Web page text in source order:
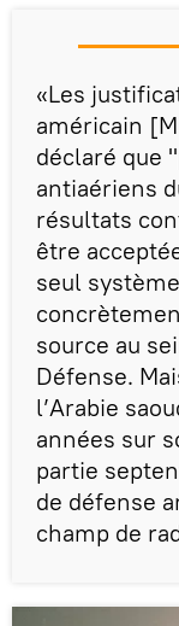
«Les
américain
déclaré que
antiaériens
résultats
être
seul
source au
Défense.
l’Arabie
années sur
partie
de défense
champ de